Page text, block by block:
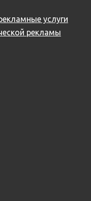
услуги
рекламы